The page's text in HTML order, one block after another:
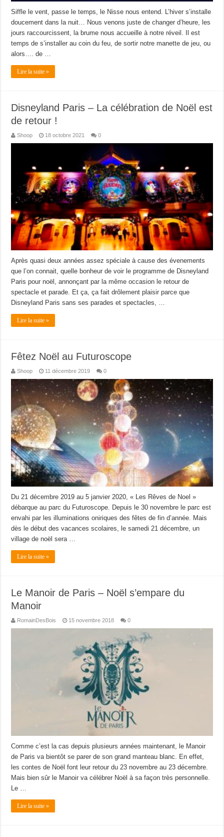
Siffle le vent, passe le temps, le Nisse nous entend. L’hiver s’installe
doucement dans la nuit… Nous venons juste de changer d’heure, les
jours raccourcissent, la brume nous accueille à notre réveil. Il est
temps de s’installer au coin du feu, de sortir notre manette de jeu, ou
alors…. de …
Lire la suite »
Disneyland Paris – La célébration de Noël est
de retour !
Shoop 18 octobre 2021 0
Après quasi deux années assez spéciale à cause des évenements
que l’on connait, quelle bonheur de voir le programme de Disneyland
Paris pour noël, annonçant par la même occasion le retour de
spectacle et parade. Et ça, ça fait drôlement plaisir parce que
Disneyland Paris sans ses parades et spectacles, …
Lire la suite »
Fêtez Noël au Futuroscope
Shoop 11 décembre 2019 0
Du 21 décembre 2019 au 5 janvier 2020, « Les Rêves de Noel »
débarque au parc du Futuroscope. Depuis le 30 novembre le parc est
envahi par les illuminations oniriques des fêtes de fin d’année. Mais
dès le début des vacances scolaires, le samedi 21 décembre, un
village de noël sera …
Lire la suite »
Le Manoir de Paris – Noël s’empare du
Manoir
RomainDesBois 15 novembre 2018 0
Comme c’est la cas depuis plusieurs années maintenant, le Manoir
de Paris va bientôt se parer de son grand manteau blanc. En effet,
les contes de Noël font leur retour du 23 novembre au 23 décembre.
Mais bien sûr le Manoir va célébrer Noël à sa façon très personnelle.
Le …
Lire la suite »